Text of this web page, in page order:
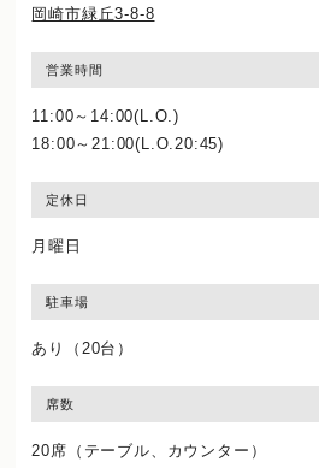
岡崎市緑丘3-8-8
営業時間
11:00～14:00(L.O.)
18:00～21:00(L.O.20:45)
定休日
月曜日
駐車場
あり（20台）
席数
20席（テーブル、カウンター）